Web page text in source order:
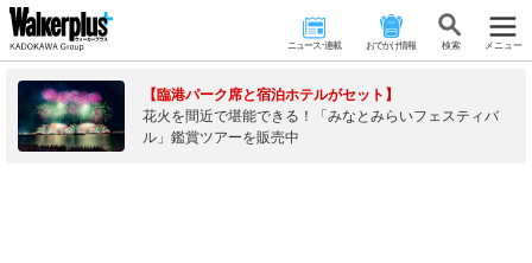
ニュース･連載 おでかけ情報 検 索 メニュー
【臨港パーク席と宿泊ホテルがセット】
花火を間近で堪能できる！「みなとみらいフェスティバ
ル」鑑賞ツアーを販売中